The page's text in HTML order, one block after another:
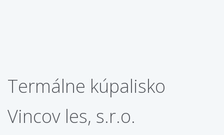
Termálne kúpalisko
Vincov les, s.r.o.